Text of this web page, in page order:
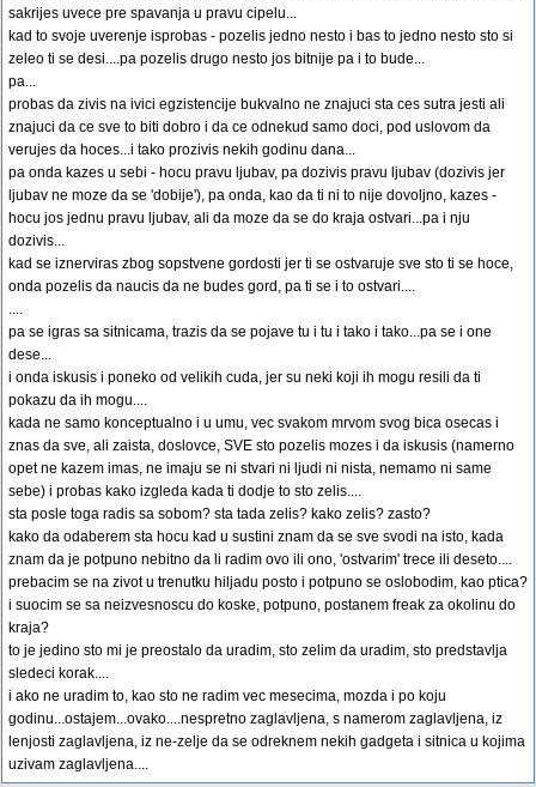
sakrijes uvece pre spavanja u pravu cipelu...
kad to svoje uverenje isprobas - pozelis jedno nesto i bas to jedno nesto sto si
zeleo ti se desi....pa pozelis drugo nesto jos bitnije pa i to bude...
pa...
probas da zivis na ivici egzistencije bukvalno ne znajuci sta ces sutra jesti ali
znajuci da ce sve to biti dobro i da ce odnekud samo doci, pod uslovom da
verujes da hoces...i tako prozivis nekih godinu dana...
pa onda kazes u sebi - hocu pravu ljubav, pa dozivis pravu ljubav (dozivis jer
ljubav ne moze da se 'dobije'), pa onda, kao da ti ni to nije dovoljno, kazes -
hocu jos jednu pravu ljubav, ali da moze da se do kraja ostvari...pa i nju
dozivis...
kad se iznerviras zbog sopstvene gordosti jer ti se ostvaruje sve sto ti se hoce,
onda pozelis da naucis da ne budes gord, pa ti se i to ostvari....
....
pa se igras sa sitnicama, trazis da se pojave tu i tu i tako i tako...pa se i one
dese...
i onda iskusis i poneko od velikih cuda, jer su neki koji ih mogu resili da ti
pokazu da ih mogu....
kada ne samo konceptualno i u umu, vec svakom mrvom svog bica osecas i
znas da sve, ali zaista, doslovce, SVE sto pozelis mozes i da iskusis (namerno
opet ne kazem imas, ne imaju se ni stvari ni ljudi ni nista, nemamo ni same
sebe) i probas kako izgleda kada ti dodje to sto zelis....
sta posle toga radis sa sobom? sta tada zelis? kako zelis? zasto?
kako da odaberem sta hocu kad u sustini znam da se sve svodi na isto, kada
znam da je potpuno nebitno da li radim ovo ili ono, 'ostvarim' trece ili deseto....
prebacim se na zivot u trenutku hiljadu posto i potpuno se oslobodim, kao ptica?
i suocim se sa neizvesnoscu do koske, potpuno, postanem freak za okolinu do
kraja?
to je jedino sto mi je preostalo da uradim, sto zelim da uradim, sto predstavlja
sledeci korak....
i ako ne uradim to, kao sto ne radim vec mesecima, mozda i po koju
godinu...ostajem...ovako....nespretno zaglavljena, s namerom zaglavljena, iz
lenjosti zaglavljena, iz ne-zelje da se odreknem nekih gadgeta i sitnica u kojima
uzivam zaglavljena....